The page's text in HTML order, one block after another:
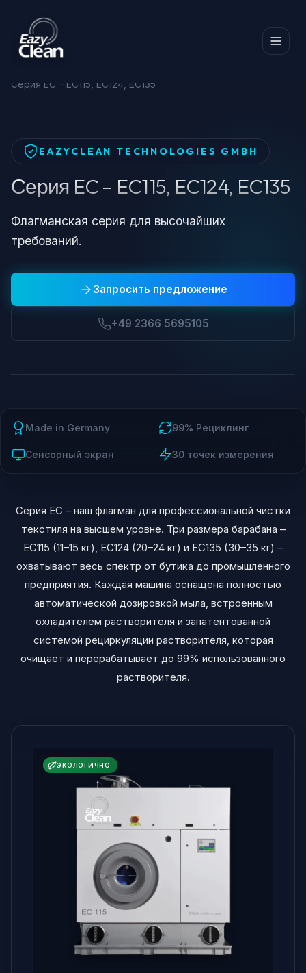
Серия EC – EC115, EC124, EC135
EAZYCLEAN TECHNOLOGIES GMBH
Серия EC – EC115, EC124, EC135
Флагманская серия для высочайших
требований.
Запросить предложение
+49 2366 5695105
Made in Germany 99% Рециклинг
Сенсорный экран 30 точек измерения
Серия EC – наш флагман для профессиональной чистки
текстиля на высшем уровне. Три размера барабана –
EC115 (11–15 кг), EC124 (20–24 кг) и EC135 (30–35 кг) –
охватывают весь спектр от бутика до промышленного
предприятия. Каждая машина оснащена полностью
автоматической дозировкой мыла, встроенным
охладителем растворителя и запатентованной
системой рециркуляции растворителя, которая
очищает и перерабатывает до 99% использованного
растворителя.
ЭКОЛОГИЧНО